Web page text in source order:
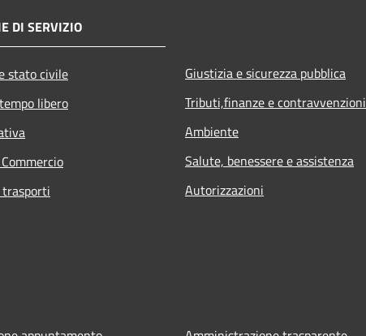
DI SERVIZIO
stato civile
libero
Giustizia e sicurezza pubblica
Tributi,finanze e contravvenzioni
Ambiente
Salute, benessere e assistenza
Autorizzazioni